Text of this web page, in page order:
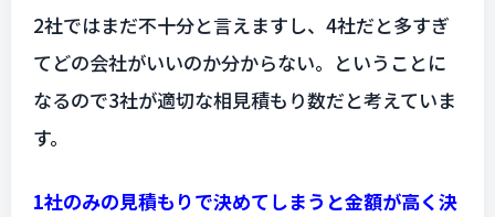
2社ではまだ不十分と言えますし、4社だと多すぎ
てどの会社がいいのか分からない。ということに
なるので3社が適切な相見積もり数だと考えていま
す。
1社のみの見積もりで決めてしまうと金額が高く決